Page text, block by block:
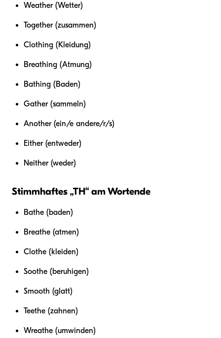
Weather (Wetter)
Together (zusammen)
Clothing (Kleidung)
Breathing (Atmung)
Bathing (Baden)
Gather (sammeln)
Another (ein/e andere/r/s)
Either (entweder)
Neither (weder)
Stimmhaftes „TH“ am Wortende
Bathe (baden)
Breathe (atmen)
Clothe (kleiden)
Soothe (beruhigen)
Smooth (glatt)
Teethe (zahnen)
Wreathe (umwinden)